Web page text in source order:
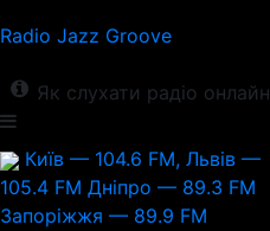
Radio Jazz Groove
Як слухати радіо онлайн
Київ — 104.6 FM, Львів —
105.4 FM Дніпро — 89.3 FM
Запоріжжя — 89.9 FM